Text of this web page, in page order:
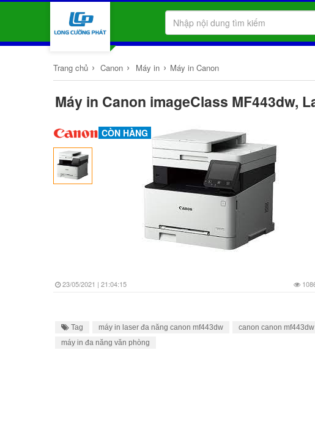
Trang chủ › Canon › Máy in › Máy in Canon
Máy in Canon imageClass MF443dw,
CÒN HÀNG
23/05/2021 | 21:04:15
Tag máy in laser đa năng canon mf443dw
canon canon mf443dw
máy in đa năng văn phòng